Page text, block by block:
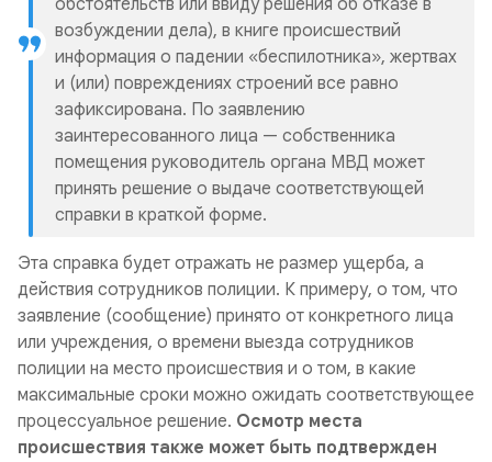
обстоятельств или ввиду решения об отказе в
возбуждении дела), в книге происшествий
информация о падении «беспилотника», жертвах
и (или) повреждениях строений все равно
зафиксирована. По заявлению
заинтересованного лица — собственника
помещения руководитель органа МВД может
принять решение о выдаче соответствующей
справки в краткой форме.
Эта справка будет отражать не размер ущерба, а
действия сотрудников полиции. К примеру, о том, что
заявление (сообщение) принято от конкретного лица
или учреждения, о времени выезда сотрудников
полиции на место происшествия и о том, в какие
максимальные сроки можно ожидать соответствующее
процессуальное решение. Осмотр места
происшествия также может быть подтвержден